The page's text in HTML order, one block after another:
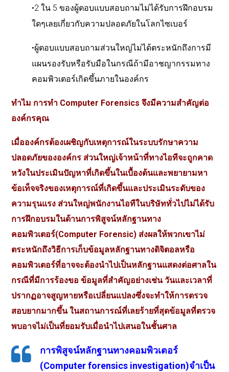
•2ใน 5ของผู้ตอบแบบสอบถามไม่ได้รับการฝึกอบรม
ใดๆเลยเกี่ยวกับความปลอดภัยในโลกไซเบอร์
•ผู้ตอบแบบสอบถามส่วนใหญ่ไม่ได้ตระหนักถึงการมี
แผนรองรับหรือรับมือในกรณีถ้ามีอาชญากรรมทาง
คอมพิวเตอร์เกิดขึ้นภายในองค์กร
ทำไม การทำ Computer Forensicsจึงมีความสำคัญต่อ
องค์กรคุณ
เมื่อองค์กรต้องเผชิญกับเหตุการณ์ในระบบรักษาความ
ปลอดภัยขององค์กร ส่วนใหญ่เจ้าหน้าที่ทางไอทีจะถูกคาด
หวังในประเมินปัญหาที่เกิดขึ้นในเบื้องต้นและพยายามหา
ข้อเท็จจริงของเหตุการณ์ที่เกิดขึ้นและประเมินระดับของ
ความรุนแรง ส่วนใหญ่พนักงานไอทีในบริษัททั่วไปไม่ได้รับ
การฝึกอบรมในด้านการพิสูจน์หลักฐานทาง
คอมพิวเตอร์(Computer Forensic) ส่งผลให้พวกเขาไม่
ตระหนักถึงวิธีการเก็บข้อมูลหลักฐานทางดิจิตอลหรือ
คอมพิวเตอร์ที่อาจจะต้องนำไปเป็นหลักฐานแสดงต่อศาลใน
กรณีที่มีการร้องขอ ข้อมูลที่สำคัญอย่างเช่น วันและเวลาที่
ปรากฏอาจสูญหายหรือเปลี่ยนแปลงซึ่งจะทำให้การตรวจ
สอบยากมากขึ้น ในสถานการณ์ที่เลยร้ายที่สุดข้อมูลที่ตรวจ
พบอาจไม่เป็นที่ยอมรับเมื่อนำไปเสนอในชั้นศาล
การพิสูจน์หลักฐานทางคอมพิวเตอร์
(Computer forensics investigation)จำเป็น